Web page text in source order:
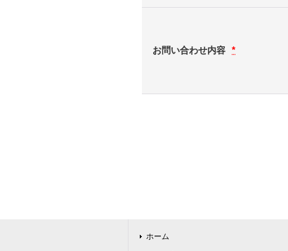
お問い合わせ内容 *
ホーム